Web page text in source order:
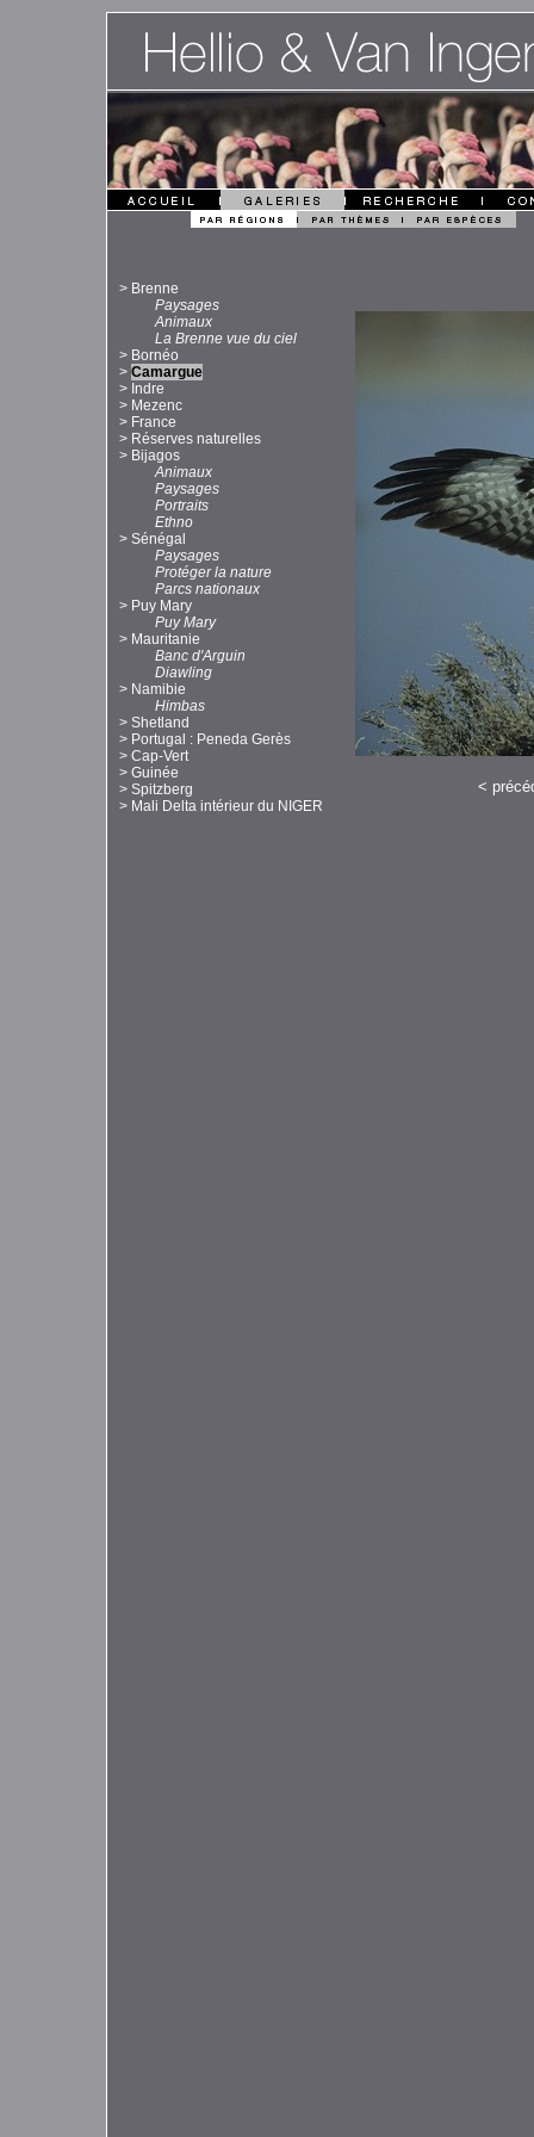
> Brenne
Paysages
Animaux
La Brenne vue du ciel
> Bornéo
> Camargue
> Indre
> Mezenc
> France
> Réserves naturelles
> Bijagos
Animaux
Paysages
Portraits
Ethno
> Sénégal
Paysages
Protéger la nature
Parcs nationaux
> Puy Mary
Puy Mary
> Mauritanie
Banc d'Arguin
Diawling
> Namibie
Himbas
> Shetland
> Portugal : Peneda Gerès
> Cap-Vert
> Guinée
> Spitzberg
> Mali Delta intérieur du NIGER
<